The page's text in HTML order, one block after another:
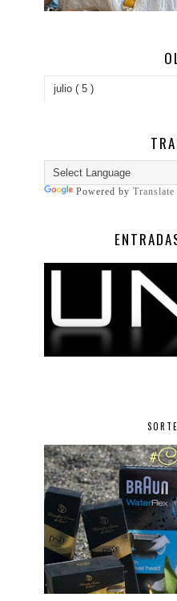
Powered by Translate